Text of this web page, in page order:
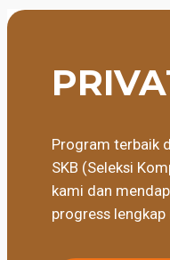
Program terbaik
SKB (Seleksi
kami dan
progress lengkap